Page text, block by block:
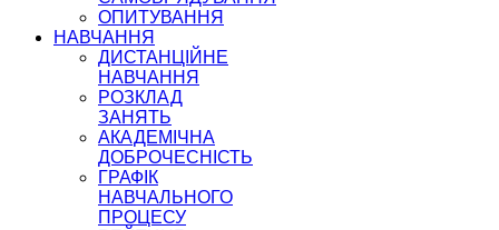
ОПИТУВАННЯ
НАВЧАННЯ
ДИСТАНЦІЙНЕ
НАВЧАННЯ
РОЗКЛАД
ЗАНЯТЬ
АКАДЕМІЧНА
ДОБРОЧЕСНІСТЬ
ГРАФІК
НАВЧАЛЬНОГО
ПРОЦЕСУ